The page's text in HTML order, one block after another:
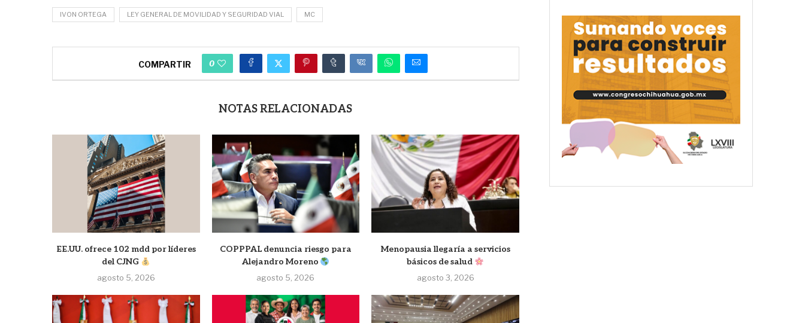
IVON ORTEGA LEY GENERAL DE MOVILIDAD Y SEGURIDAD VIAL MC
COMPARTIR 0
NOTAS RELACIONADAS
EE.UU. ofrece 102 mdd por líderes
del CJNG
agosto 5, 2026
COPPPAL denuncia riesgo para
Alejandro Moreno
agosto 5, 2026
Menopausia llegaría a servicios
básicos de salud
agosto 3, 2026